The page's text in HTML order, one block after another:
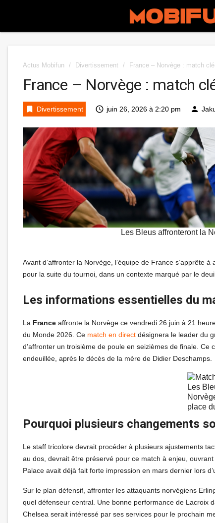
Actus Mobifun / Divertissement / France – Norvège : match
France – Norvège : match
bookmark Divertissement access_time juin 26, 2026 à 2:20 pm person
Les Bleus affronteront la
Avant d’affronter la Norvège, l’équipe de France s’apprête
pour la suite du tournoi, dans un contexte marqué par le
Les informations essentielles du
La France affronte la Norvège ce vendredi 26 juin à 21
du Monde 2026. Ce match en direct désignera le leader du
d’affronter un troisième de poule en seizièmes de finale.
endeuillée, après le décès de la mère de Didier Deschamps.
Les
place
Pourquoi plusieurs changements
Le staff tricolore devrait procéder à plusieurs ajustements
au dos, devrait être préservé pour ce match à enjeu,
Palace avait déjà fait forte impression en mars dernier lors
Sur le plan défensif, affronter les attaquants norvégiens
quel défenseur central. Une bonne performance de Lacroix
Chelsea serait intéressé par ses services pour le prochain